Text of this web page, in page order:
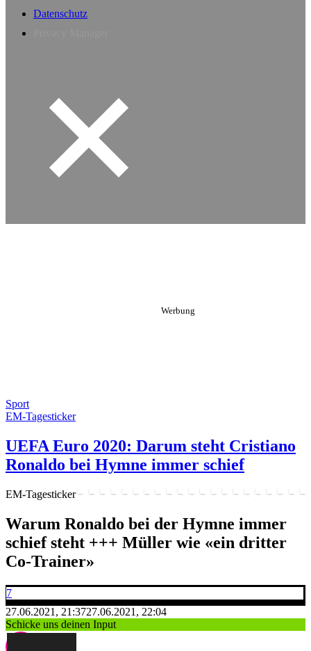
Datenschutz
Sport
EM-Tagesticker
UEFA Euro 2020: Darum steht Cristiano
Ronaldo bei Hymne immer schief
EM-Tagesticker
Warum Ronaldo bei der Hymne immer
schief steht +++ Müller wie «ein dritter
Co-Trainer»
7
27.06.2021, 21:3727.06.2021, 22:04
Schicke uns deinen Input